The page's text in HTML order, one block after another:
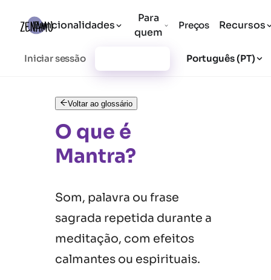
Funcionalidades
Para
quem
Preços Recursos
Iniciar sessão Português (PT)
Voltar ao glossário
O que é
Mantra?
Som, palavra ou frase
sagrada repetida durante a
meditação, com efeitos
calmantes ou espirituais.